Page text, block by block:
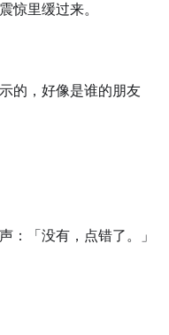
惊里缓过来。
的，好像是谁的朋友
：「没有，点错了。」